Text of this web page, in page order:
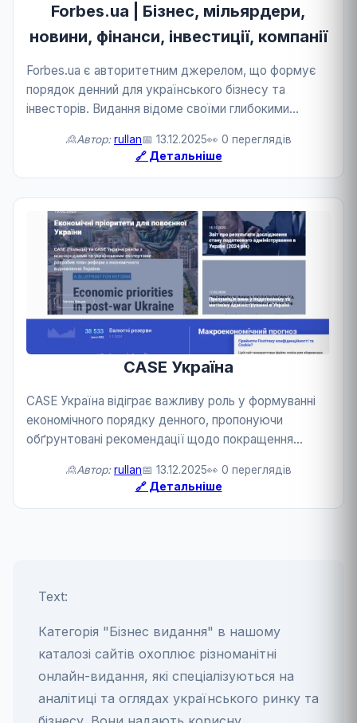
Forbes.ua | Бізнес, мільярдери,
новини, фінанси, інвестиції, компанії
Forbes.ua є авторитетним джерелом, що формує
порядок денний для українського бізнесу та
інвесторів. Видання відоме своїми глибокими
а також об'єктивним висвітленням ринкових
🙎Автор: rullan📅 13.12.2025👀 0 переглядів
🔗 Детальніше
CASE Україна
CASE Україна відіграє важливу роль у формуванні
економічного порядку денного, пропонуючи
обґрунтовані рекомендації щодо покращення
політики. Їхні звіти та аналітика користуються
🙎Автор: rullan📅 13.12.2025👀 0 переглядів
🔗 Детальніше
Text:
Категорія "Бізнес видання" в нашому
каталозі сайтів охоплює різноманітні
онлайн-видання, які спеціалізуються на
аналітиці та оглядах українського ринку та